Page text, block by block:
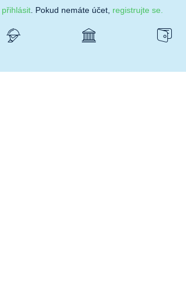
přihlásit . Pokud nemáte účet, registrujte se.